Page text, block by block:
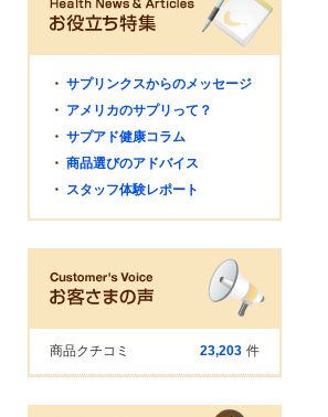
・ サプリンクスからのメッセージ
・ アメリカのサプリって？
・ サプアド健康コラム
・ 商品選びのアドバイス
・ スタッフ体験レポート
商品クチコミ 23,203 件